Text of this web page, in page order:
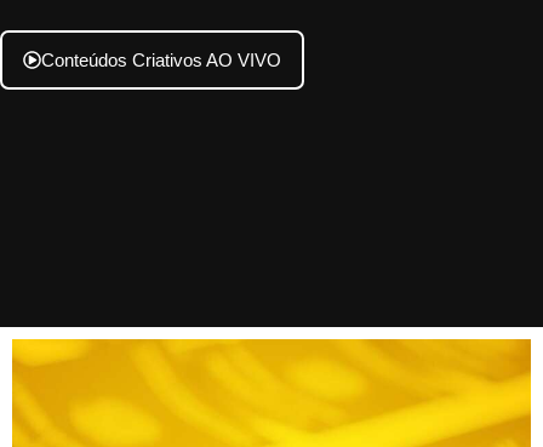
Conteúdos Criativos AO VIVO